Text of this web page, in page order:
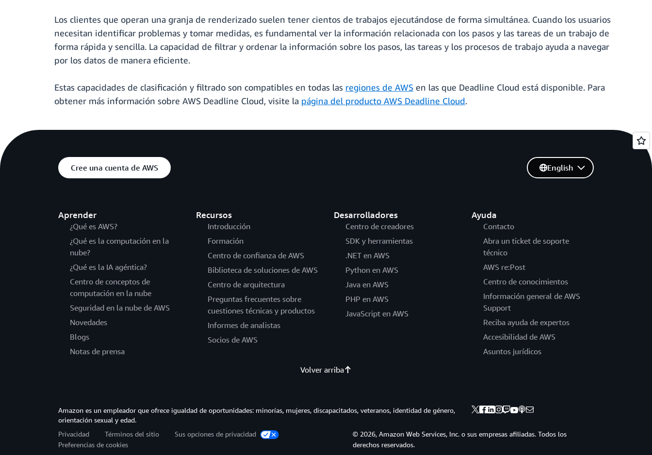
Los clientes que operan una granja de renderizado suelen tener cientos de trabajos ejecutándose de forma simultánea. Cuando los usuarios
necesitan identificar problemas y tomar medidas, es fundamental ver la información relacionada con los pasos y las tareas de un trabajo de
forma rápida y sencilla. La capacidad de filtrar y ordenar la información sobre los pasos, las tareas y los procesos de trabajo ayuda a navegar
por los datos de manera eficiente.
Estas capacidades de clasificación y filtrado son compatibles en todas las regiones de AWS en las que Deadline Cloud está disponible. Para
obtener más información sobre AWS Deadline Cloud, visite la página del producto AWS Deadline Cloud.
Cree una cuenta de AWS
Aprender
¿Qué es AWS?
¿Qué es la computación en la
nube?
¿Qué es la IA agéntica?
Centro de conceptos de
computación en la nube
Seguridad en la nube de AWS
Novedades
Blogs
Notas de prensa
Recursos
Introducción
Formación
Centro de confianza de AWS
Biblioteca de soluciones de AWS
Centro de arquitectura
Preguntas frecuentes sobre
cuestiones técnicas y productos
Informes de analistas
Socios de AWS
Desarrolladores
Centro de creadores
SDK y herramientas
.NET en AWS
Python en AWS
Java en AWS
PHP en AWS
JavaScript en AWS
Ayuda
Contacto
Abra un ticket de soporte
técnico
AWS re:Post
Centro de conocimientos
Información general de AWS
Support
Reciba ayuda de expertos
Accesibilidad de AWS
Asuntos jurídicos
English
Volver arriba
Amazon es un empleador que ofrece igualdad de oportunidades: minorías, mujeres, discapacitados, veteranos, identidad de género,
orientación sexual y edad.
Privacidad
Términos del sitio
Sus opciones de privacidad
Preferencias de cookies
© 2026, Amazon Web Services, Inc. o sus empresas afiliadas. Todos los
derechos reservados.